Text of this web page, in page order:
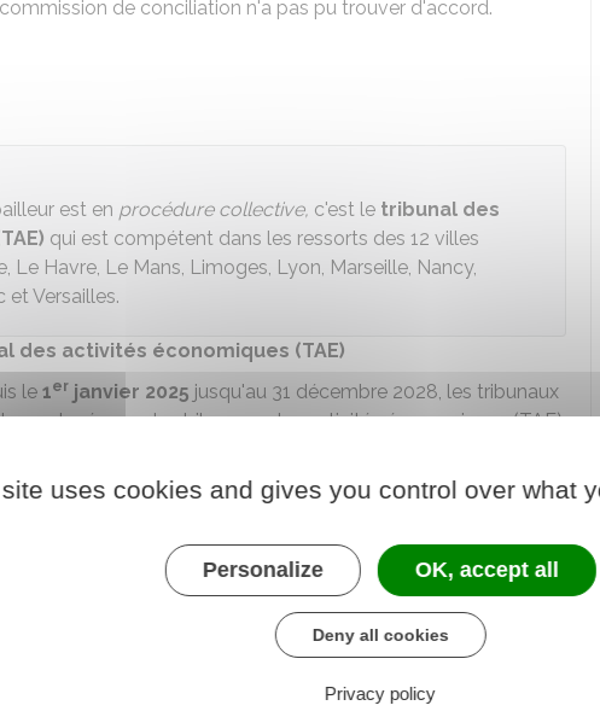
de conciliation n'a pas pu trouver d'accord.
est en procédure collective, c'est le tribunal des
qui est compétent dans les ressorts des 12 villes
Le Havre, Le Mans, Limoges, Lyon, Marseille, Nancy,
et Versailles.
des activités économiques (TAE)
le 1er janvier 2025 jusqu'au 31 décembre 2028, les tribunaux
remplacés par des tribunaux des activités économiques (TAE).
sont concernés : Avignon, Auxerre, Le Havre, Le Mans,
Nanterre, Paris, Saint-Brieuc et Versailles.
commerciaux à l'occasion d'une procédure collective. Il
la procédure collective et le bail : par exemple, litige
du bail pour défaut de paiement du loyer ou le montant de
uses cookies and gives you control over what
Personalize OK, accept all
Deny all cookies
Privacy policy